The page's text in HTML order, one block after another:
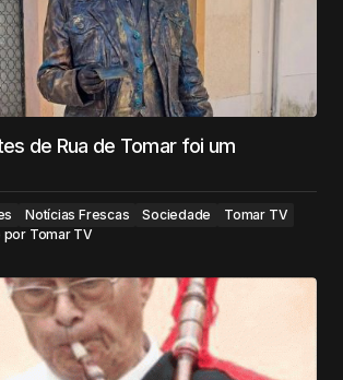
de Rua de Tomar foi um
Notícias Frescas Sociedade
Tomar TV
por Tomar TV